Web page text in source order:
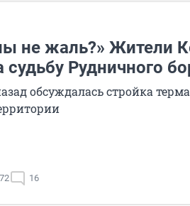
не жаль?» Жители
судьбу Рудничного
обсуждалась стройка
16